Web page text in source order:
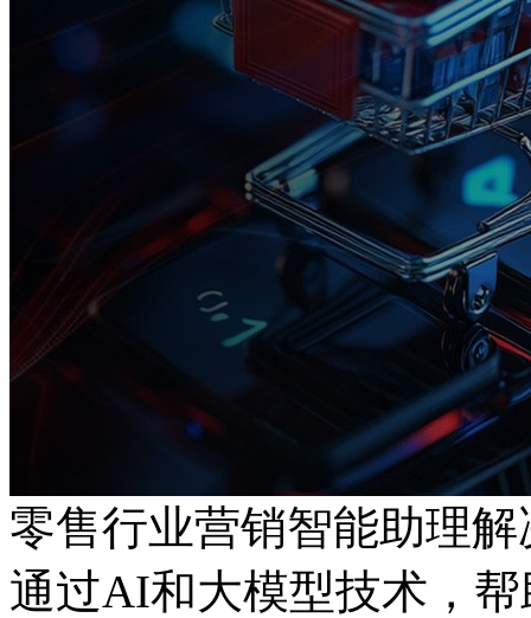
零售行业营销智能助理解
通过AI和大模型技术，